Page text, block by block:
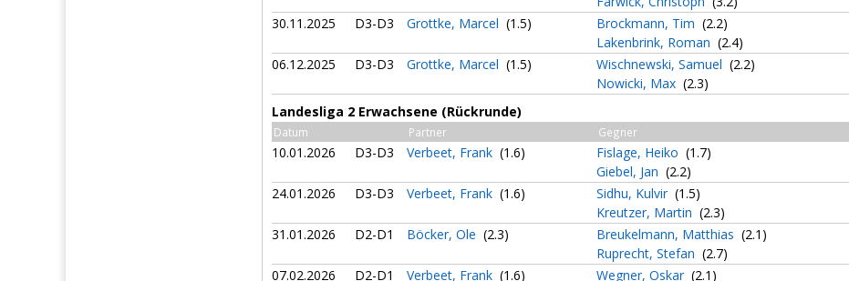
30.11.2025 D3-D3 Grottke, Marcel (1.5) Brockmann, Tim (2.2)
Lakenbrink, Roman (2.4)
06.12.2025 D3-D3 Grottke, Marcel (1.5) Wischnewski, Samuel (2.2)
Nowicki, Max (2.3)
Landesliga 2 Erwachsene (Rückrunde)
Datum Partner Gegner
10.01.2026 D3-D3 Verbeet, Frank (1.6) Fislage, Heiko (1.7)
Giebel, Jan (2.2)
24.01.2026 D3-D3 Verbeet, Frank (1.6) Sidhu, Kulvir (1.5)
Kreutzer, Martin (2.3)
31.01.2026 D2-D1 Böcker, Ole (2.3) Breukelmann, Matthias (2.1)
Ruprecht, Stefan (2.7)
07.02.2026 D2-D1 Verbeet, Frank (1.6) Wegner, Oskar (2.1)